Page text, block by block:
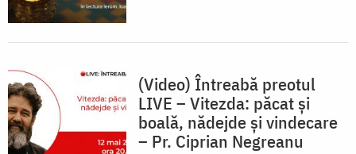
(Video) Întreabă preotul
LIVE – Vitezda: păcat și
boală, nădejde și vindecare
– Pr. Ciprian Negreanu